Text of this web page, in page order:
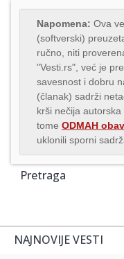
Napomena: Ova
(softverski)
ručno, niti
"Vesti.rs", već je
savesnost i dobru
(članak) sadrži
krši nečija
tome ODMAH
uklonili sporni
Pretraga
NAJNOVIJE VESTI